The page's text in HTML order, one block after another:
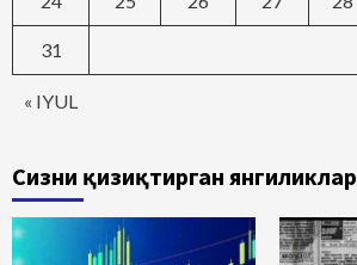
« IYUL
31
Сизни қизиқтирган янгиликлар